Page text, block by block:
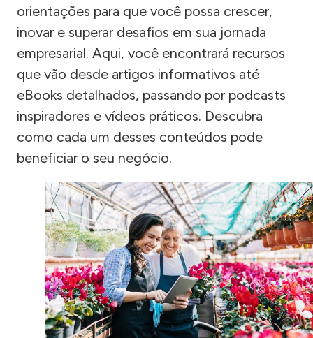
orientações para que você possa crescer,
inovar e superar desafios em sua jornada
empresarial. Aqui, você encontrará recursos
que vão desde artigos informativos até
eBooks detalhados, passando por podcasts
inspiradores e vídeos práticos. Descubra
como cada um desses conteúdos pode
beneficiar o seu negócio.